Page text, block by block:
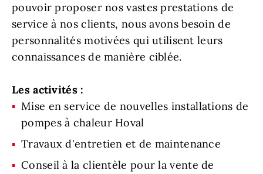
pouvoir proposer nos vastes prestations de
service à nos clients, nous avons besoin de
personnalités motivées qui utilisent leurs
connaissances de manière ciblée.
Les activités :
Mise en service de nouvelles installations de
pompes à chaleur Hoval
Travaux d'entretien et de maintenance
Conseil à la clientèle pour la vente de